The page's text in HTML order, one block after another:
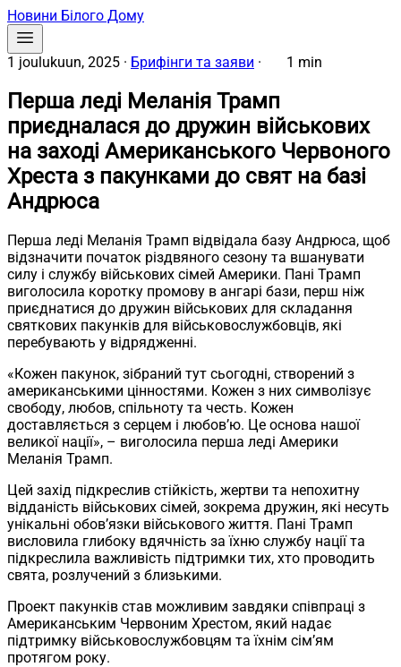
Новини Білого Дому
1 joulukuun, 2025 · Брифінги та заяви · 1 min
Перша леді Меланія Трамп
приєдналася до дружин військових
на заході Американського Червоного
Хреста з пакунками до свят на базі
Андрюса
Перша леді Меланія Трамп відвідала базу Андрюса, щоб
відзначити початок різдвяного сезону та вшанувати
силу і службу військових сімей Америки. Пані Трамп
виголосила коротку промову в ангарі бази, перш ніж
приєднатися до дружин військових для складання
святкових пакунків для військовослужбовців, які
перебувають у відрядженні.
«Кожен пакунок, зібраний тут сьогодні, створений з
американськими цінностями. Кожен з них символізує
свободу, любов, спільноту та честь. Кожен
доставляється з серцем і любов’ю. Це основа нашої
великої нації», – виголосила перша леді Америки
Меланія Трамп.
Цей захід підкреслив стійкість, жертви та непохитну
відданість військових сімей, зокрема дружин, які несуть
унікальні обов’язки військового життя. Пані Трамп
висловила глибоку вдячність за їхню службу нації та
підкреслила важливість підтримки тих, хто проводить
свята, розлучений з близькими.
Проект пакунків став можливим завдяки співпраці з
Американським Червоним Хрестом, який надає
підтримку військовослужбовцям та їхнім сім’ям
протягом року.